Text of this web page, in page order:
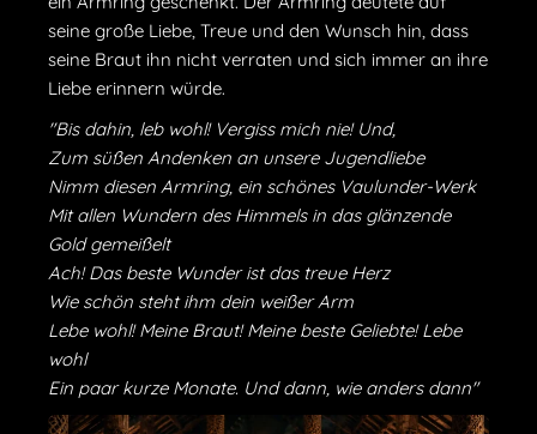
seine große Liebe, Treue und den Wunsch hin, dass
seine Braut ihn nicht verraten und sich immer an ihre
Liebe erinnern würde.
"Bis dahin, leb wohl! Vergiss mich nie! Und,
Zum süßen Andenken an unsere Jugendliebe
Nimm diesen Armring, ein schönes Vaulunder-Werk
Mit allen Wundern des Himmels in das glänzende
Gold gemeißelt
Ach! Das beste Wunder ist das treue Herz
Wie schön steht ihm dein weißer Arm
Lebe wohl! Meine Braut! Meine beste Geliebte! Lebe
wohl
Ein paar kurze Monate. Und dann, wie anders dann"